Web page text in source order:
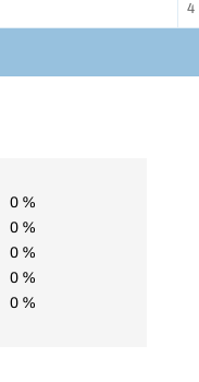
4
0 %
0 %
0 %
0 %
0 %